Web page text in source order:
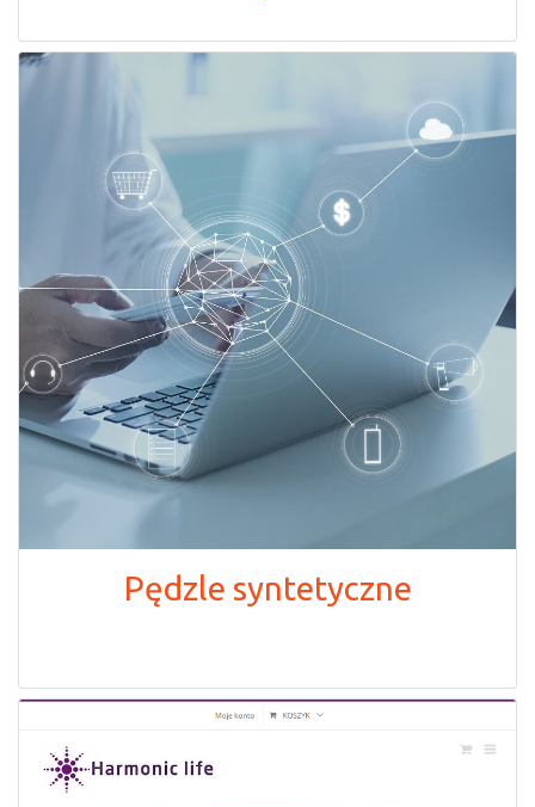
Pędzle syntetyczne